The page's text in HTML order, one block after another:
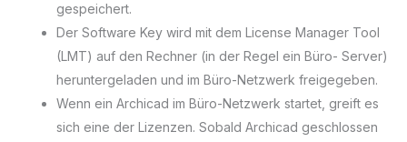
gespeichert.
Der Software Key wird mit dem License Manager Tool
(LMT) auf den Rechner (in der Regel ein Büro- Server)
heruntergeladen und im Büro-Netzwerk freigegeben.
Wenn ein Archicad im Büro-Netzwerk startet, greift es
sich eine der Lizenzen. Sobald Archicad geschlossen